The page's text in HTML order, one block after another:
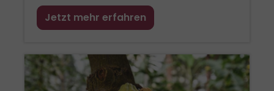
Jetzt mehr erfahren